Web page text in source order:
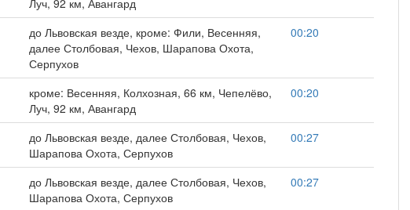
Луч, 92 км, Авангард
до Львовская везде, кроме: Фили, Весенняя,
далее Столбовая, Чехов, Шарапова Охота,
Серпухов
00:20
кроме: Весенняя, Колхозная, 66 км, Чепелёво,
Луч, 92 км, Авангард
00:20
до Львовская везде, далее Столбовая, Чехов,
Шарапова Охота, Серпухов
00:27
до Львовская везде, далее Столбовая, Чехов,
Шарапова Охота, Серпухов
00:27